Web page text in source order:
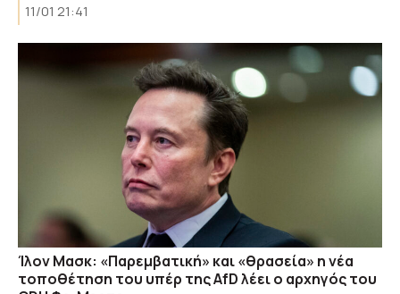
11/01 21:41
Ίλον Μασκ: «Παρεμβατική» και «θρασεία» η νέα
τοποθέτηση του υπέρ της AfD λέει ο αρχηγός του